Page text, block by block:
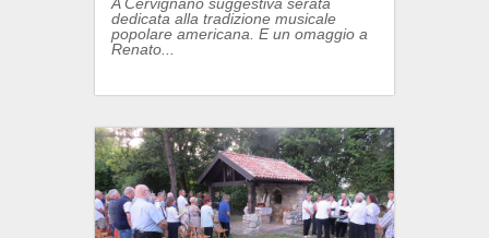
dedicata alla tradizione musicale
popolare americana. E un omaggio a
Renato...